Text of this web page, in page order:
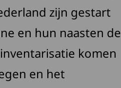
zijn gestart
en hun naasten de
komen
en het